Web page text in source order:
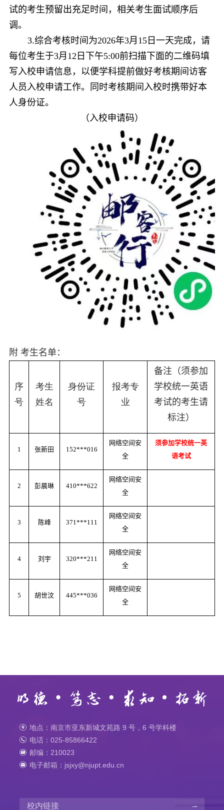
试的考生预留出充足时间，相关考生面试顺序后
调。
3.综合考核时间为2026年3月 15 日一天完成，请
每位考生于3月 12 日下午5:00前扫描下面的二维码填
写入校申请信息，以便学科提前做好考核期间访客
人员入校申请工作。同时考核期间入校时携带好本
人身份证。
（入校申请码）
附 考生名单：
序
号
考生
姓名
身份证
号
报考专
业
备注（须参加
学校统一英语
考试的考生请
标注）
1 张新田 152***016
网络空间安
全
须参加学校统一英
语考试
2 彭晨琳 410***622
网络空间安
全
3 陈峰 371***111
网络空间安
全
4 刘宇 320***211
网络空间安
全
5 胡世汶 445***036
网络空间安
全
地点：南京市亚东新城文苑路 9 号，6 号学科楼
电话：025-85866422
邮编：210023
电子邮箱：jsjxy@njupt.edu.cn
校内链接